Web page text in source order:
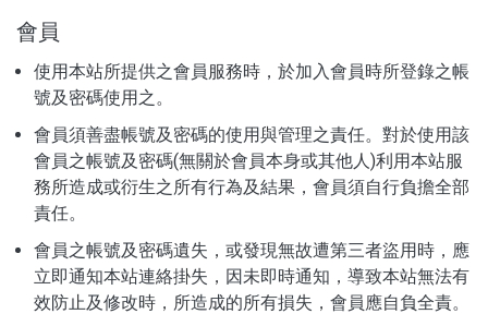
會員
使用本站所提供之會員服務時，於加入會員時所登錄之帳
號及密碼使用之。
會員須善盡帳號及密碼的使用與管理之責任。對於使用該
會員之帳號及密碼(無關於會員本身或其他人)利用本站服
務所造成或衍生之所有行為及結果，會員須自行負擔全部
責任。
會員之帳號及密碼遺失，或發現無故遭第三者盜用時，應
立即通知本站連絡掛失，因未即時通知，導致本站無法有
效防止及修改時，所造成的所有損失，會員應自負全責。